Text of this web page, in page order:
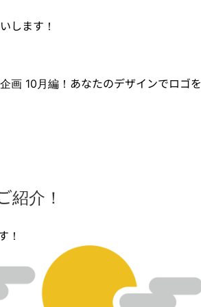
します！
画 10月編！あなたのデザインでロゴを
紹介！
！